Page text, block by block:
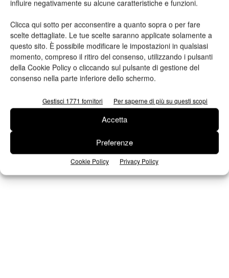
influire negativamente su alcune caratteristiche e funzioni.
Clicca qui sotto per acconsentire a quanto sopra o per fare
scelte dettagliate. Le tue scelte saranno applicate solamente a
questo sito. È possibile modificare le impostazioni in qualsiasi
momento, compreso il ritiro del consenso, utilizzando i pulsanti
della Cookie Policy o cliccando sul pulsante di gestione del
consenso nella parte inferiore dello schermo.
Gestisci 1771 fornitori Per saperne di più su questi scopi
Accetta
Preferenze
Cookie Policy Privacy Policy
Edicola Web
Iscriviti alla newsletter
Seguici su Facebook